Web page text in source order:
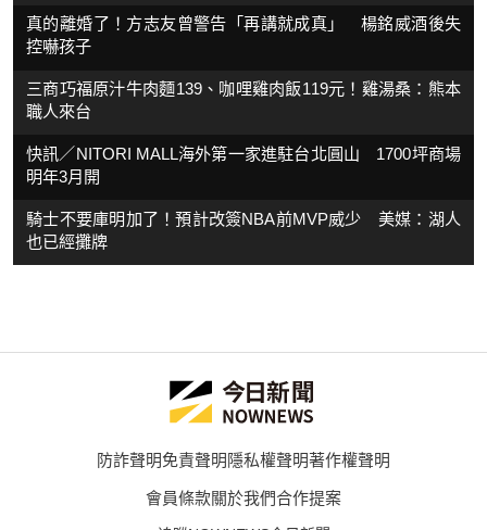
真的離婚了！方志友曾警告「再講就成真」 楊銘威酒後失
控嚇孩子
三商巧福原汁牛肉麵139、咖哩雞肉飯119元！雞湯桑：熊本
職人來台
快訊／NITORI MALL海外第一家進駐台北圓山 1700坪商場
明年3月開
騎士不要庫明加了！預計改簽NBA前MVP威少 美媒：湖人
也已經攤牌
防詐聲明免責聲明隱私權聲明著作權聲明
會員條款關於我們合作提案